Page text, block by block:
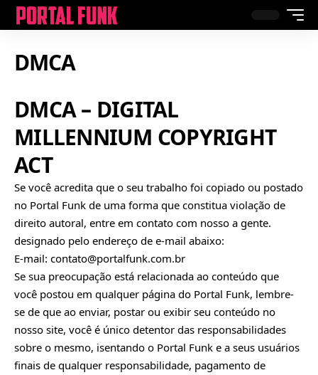
DMCA
DMCA – DIGITAL
MILLENNIUM COPYRIGHT
ACT
Se você acredita que o seu trabalho foi copiado ou postado
no Portal Funk de uma forma que constitua violação de
direito autoral, entre em contato com nosso a gente.
designado pelo endereço de e-mail abaixo:
E-mail: contato@portalfunk.com.br
Se sua preocupação está relacionada ao conteúdo que
você postou em qualquer página do Portal Funk, lembre-
se de que ao enviar, postar ou exibir seu conteúdo no
nosso site, você é único detentor das responsabilidades
sobre o mesmo, isentando o Portal Funk e a seus usuários
finais de qualquer responsabilidade, pagamento de